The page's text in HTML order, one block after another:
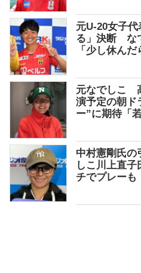
元U-20女子
る」決断 な
「少し休んだ
元なでしこ
演予定の朝ド
ー”に期待「
中村憲剛氏
しこ川上直
チでプレーも